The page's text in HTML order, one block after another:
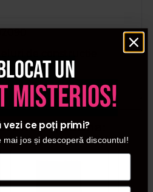
impreuna:
un
misterios!
vezi ce poți primi?
jos și descoperă discountul!